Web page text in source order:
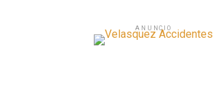
ANUNCIO